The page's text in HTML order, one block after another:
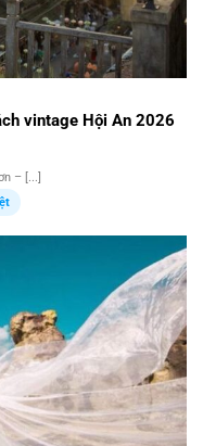
vintage Hội An 2026
– [...]